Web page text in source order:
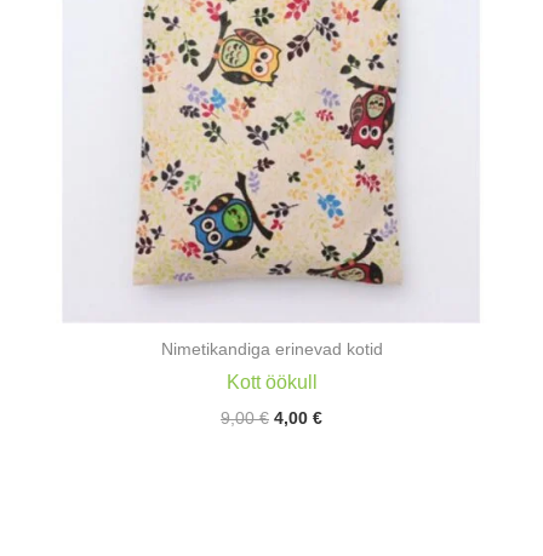
Nimetikandiga erinevad kotid
Kott öökull
9,00€ Algne
4,00 €Praegune